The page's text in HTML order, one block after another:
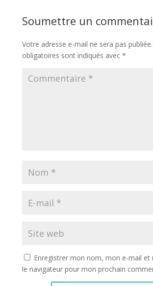
Soumettre un
Votre adresse e-mail ne sera pas publiée.
obligatoires sont indiqués avec *
Enregistrer mon nom, mon e-mail et
le navigateur pour mon prochain